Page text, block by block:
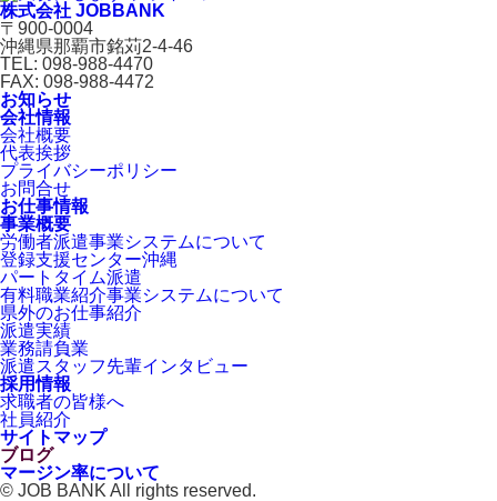
株式会社 JOBBANK
〒900-0004
沖縄県那覇市銘苅2-4-46
TEL: 098-988-4470
FAX: 098-988-4472
お知らせ
会社情報
会社概要
代表挨拶
プライバシーポリシー
お問合せ
お仕事情報
事業概要
労働者派遣事業システムについて
登録支援センター沖縄
パートタイム派遣
有料職業紹介事業システムについて
県外のお仕事紹介
派遣実績
業務請負業
派遣スタッフ先輩インタビュー
採用情報
求職者の皆様へ
社員紹介
サイトマップ
ブログ
マージン率について
© JOB BANK All rights reserved.